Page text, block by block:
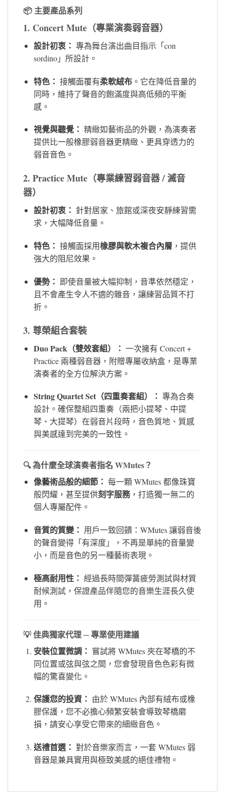
📦 主要產品系列
1. Concert Mute（專業演奏弱音器）
設計初衷： 專為舞台演出曲目指示「con
sordino」所設計。
特色： 接觸面覆有柔軟絨布。它在降低音量的
同時，維持了聲音的飽滿度與高低頻的平衡
感。
視覺與聽覺： 精緻如藝術品的外觀，為演奏者
提供比一般橡膠弱音器更精緻、更具穿透力的
弱音音色。
2. Practice Mute（專業練習弱音器 / 滅音
器）
設計初衷： 針對居家、旅館或深夜安靜練習需
求，大幅降低音量。
特色： 接觸面採用橡膠與軟木複合內層 ，提供
強大的阻尼效果。
優勢： 即使音量被大幅抑制，音準依然穩定，
且不會產生令人不適的雜音，讓練習品質不打
折。
3. 尊榮組合套裝
Duo Pack（雙效套組）： 一次擁有 Concert +
Practice 兩種弱音器，附贈專屬收納盒，是專業
演奏者的全方位解決方案。
String Quartet Set（四重奏套組）： 專為合奏
設計。確保整組四重奏（兩把小提琴、中提
琴、大提琴）在弱音片段時，音色質地、質感
與美感達到完美的一致性。
🔍 為什麼全球演奏者指名 WMutes？
像藝術品般的細節： 每一顆 WMutes 都像珠寶
般閃耀，甚至提供刻字服務，打造獨一無二的
個人專屬配件。
音質的質變： 用戶一致回饋：WMutes 讓弱音後
的聲音變得「有深度」，不再是單純的音量變
小，而是音色的另一種藝術表現。
極高耐用性： 經過長時間彈簧疲勞測試與材質
耐候測試，保證產品伴隨您的音樂生涯長久使
用。
💡 佳典獨家代理 ─ 專業使用建議
安裝位置微調： 嘗試將 WMutes 夾在琴橋的不
同位置或弦與弦之間，您會發現音色色彩有微
幅的驚喜變化。
保護您的投資： 由於 WMutes 內部有絨布或橡
膠保護，您不必擔心頻繁安裝會導致琴橋磨
損，請安心享受它帶來的細緻音色。
送禮首選： 對於音樂家而言，一套 WMutes 弱
音器是兼具實用與極致美感的絕佳禮物。